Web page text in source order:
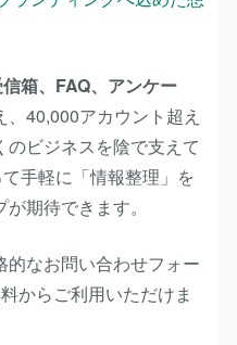
箱、FAQ、アンケー
、40,000アカウント超え
ビジネスを陰で支えて
手軽に「情報整理」を
期待できます。
なお問い合わせフォー
からご利用いただけま